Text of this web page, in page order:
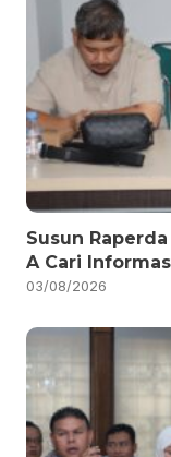
Susun
A Cari
03/08/2026